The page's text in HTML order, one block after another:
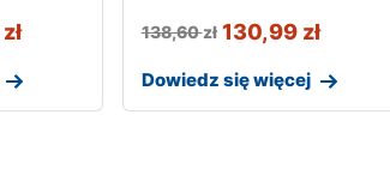
zł 138,60zł 130,99 zł
Dowiedz się więcej